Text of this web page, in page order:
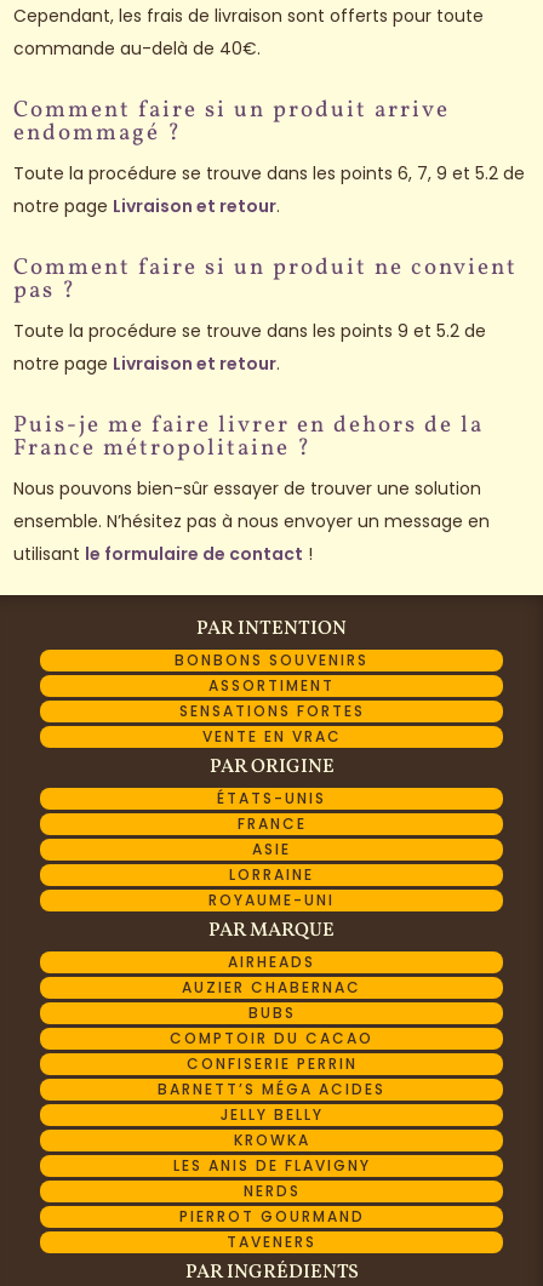
Cependant, les frais de livraison sont offerts pour toute
commande au-delà de 40€.
Comment faire si un produit arrive
endommagé ?
Toute la procédure se trouve dans les points 6, 7, 9 et 5.2 de
notre page Livraison et retour.
Comment faire si un produit ne convient
pas ?
Toute la procédure se trouve dans les points 9 et 5.2 de
notre page Livraison et retour.
Puis-je me faire livrer en dehors de la
France métropolitaine ?
Nous pouvons bien-sûr essayer de trouver une solution
ensemble. N’hésitez pas à nous envoyer un message en
utilisant le formulaire de contact !
PAR INTENTION
BONBONS SOUVENIRS
ASSORTIMENT
SENSATIONS FORTES
VENTE EN VRAC
PAR ORIGINE
ÉTATS-UNIS
FRANCE
ASIE
LORRAINE
ROYAUME-UNI
PAR MARQUE
AIRHEADS
AUZIER CHABERNAC
BUBS
COMPTOIR DU CACAO
CONFISERIE PERRIN
BARNETT’S MÉGA ACIDES
JELLY BELLY
KROWKA
LES ANIS DE FLAVIGNY
NERDS
PIERROT GOURMAND
TAVENERS
PAR INGRÉDIENTS